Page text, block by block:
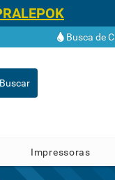
Busca de
Buscar
Impressoras